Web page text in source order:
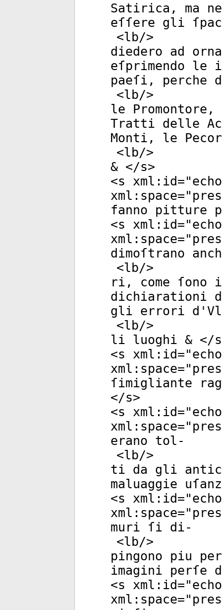
Satirica, ma
eſſere gli
<lb/>
diedero ad
eſprimendo
paeſi, perche
<lb/>
le
Tratti delle
Monti, le
<lb/>
& </s>
<s xml:id="
xml:space="
fanno pitture
<s xml:id="
xml:space="
dimoſtrano
<lb/>
ri, come
dichiarationi
gli errori
<lb/>
li luoghi & </s
<s xml:id="
xml:space="
ſimigliante
</s>
<s xml:id="
xml:space="
erano tol-
<lb/>
ti da gli
maluaggie
<s xml:id="
xml:space="
muri ſi di-
<lb/>
pingono piu
imagini perſe
<s xml:id="
xml:space="